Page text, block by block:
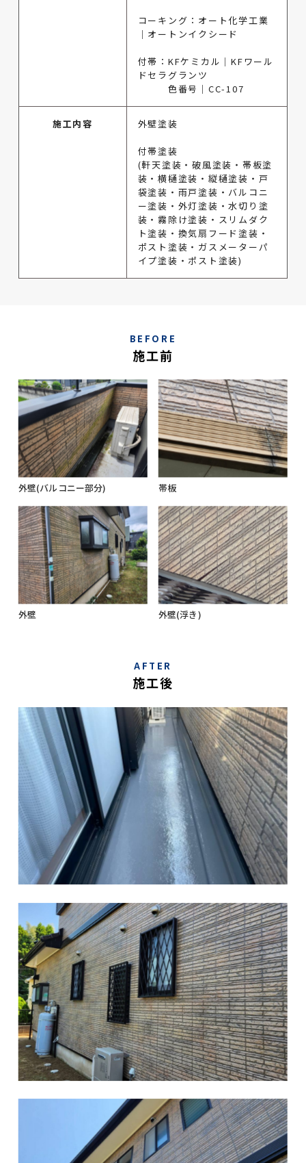
コーキング：オート化学工業
｜オートンイクシード
付帯：KFケミカル｜KFワール
ドセラグランツ
色番号｜CC-107
施工内容 外壁塗装
付帯塗装
(軒天塗装・破風塗装・帯板塗
装・横樋塗装・縦樋塗装・戸
袋塗装・雨戸塗装・バルコニ
ー塗装・外灯塗装・水切り塗
装・霧除け塗装・スリムダク
ト塗装・換気扇フード塗装・
ポスト塗装・ガスメーターパ
イプ塗装・ポスト塗装)
BEFORE
施工前
外壁(バルコニー部分) 帯板
外壁 外壁(浮き)
AFTER
施工後